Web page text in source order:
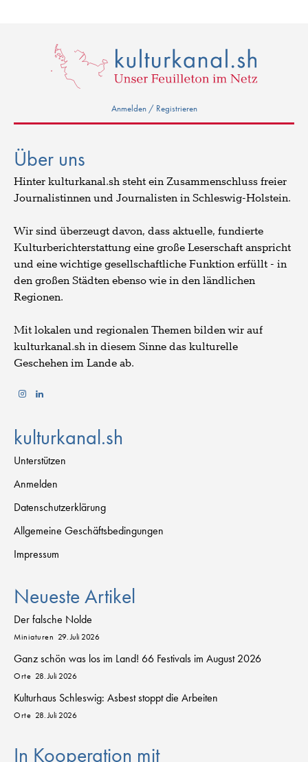
Anmelden / Registrieren
Über uns
Hinter kulturkanal.sh steht ein Zusammenschluss freier
Journalistinnen und Journalisten in Schleswig-Holstein.
Wir sind überzeugt davon, dass aktuelle, fundierte
Kulturberichterstattung eine große Leserschaft anspricht
und eine wichtige gesellschaftliche Funktion erfüllt - in
den großen Städten ebenso wie in den ländlichen
Regionen.
Mit lokalen und regionalen Themen bilden wir auf
kulturkanal.sh in diesem Sinne das kulturelle
Geschehen im Lande ab.
kulturkanal.sh
Unterstützen
Anmelden
Datenschutzerklärung
Allgemeine Geschäftsbedingungen
Impressum
Neueste Artikel
Der falsche Nolde
Miniaturen 29. Juli 2026
Ganz schön was los im Land! 66 Festivals im August 2026
Orte 28. Juli 2026
Kulturhaus Schleswig: Asbest stoppt die Arbeiten
Orte 28. Juli 2026
In Kooperation mit